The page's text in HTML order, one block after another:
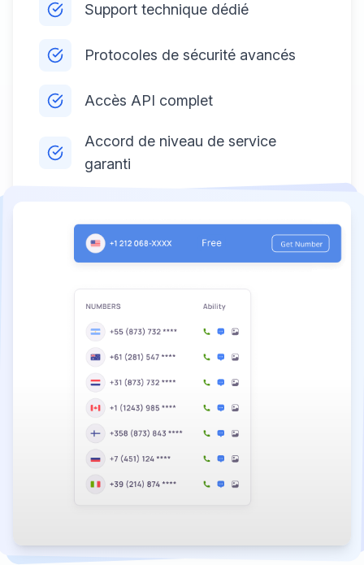
Support technique dédié
Protocoles de sécurité avancés
Accès API complet
Accord de niveau de service
garanti